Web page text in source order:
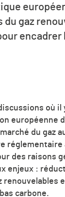
gaz
où
européenne
du gaz
réglementaire
des raisons
enjeux :
renouvelables
carbone.